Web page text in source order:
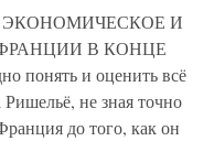
ЭКОНОМИЧЕСКОЕ И
В КОНЦЕ
и оценить всё
Ришельё, не зная точно
до того, как он